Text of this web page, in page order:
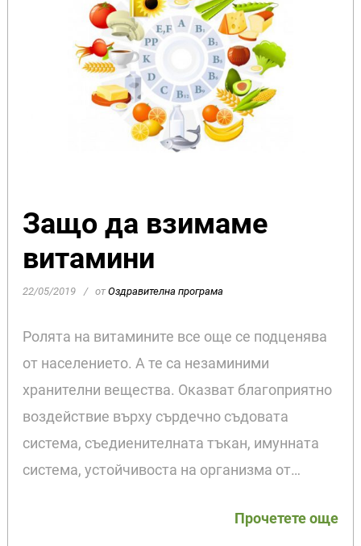
Защо да взимаме
витамини
22/05/2019 отОздравителна програма
Ролята на витамините все още се подценява
от населението. А те са незаминими
хранителни вещества. Оказват благоприятно
воздействие върху сърдечно съдовата
система, съедиенителната тъкан, имунната
система, устойчивоста на организма от…
Прочетете още